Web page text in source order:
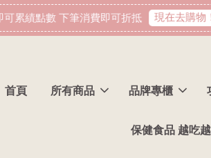
績點數 下筆消費即可折抵 現在去購物！
首頁 所有商品 品牌專櫃
保健食品 越吃